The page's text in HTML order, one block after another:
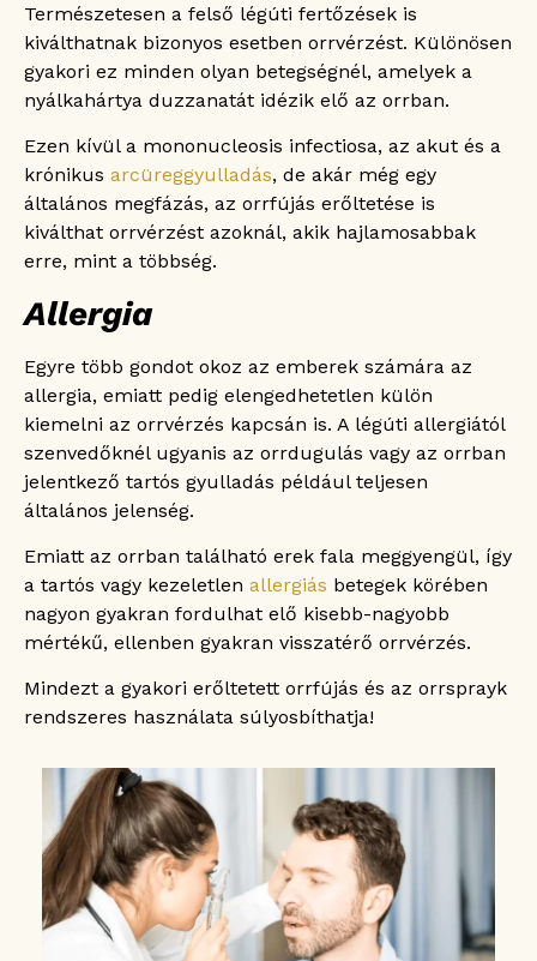
Természetesen a felső légúti fertőzések is
kiválthatnak bizonyos esetben orrvérzést. Különösen
gyakori ez minden olyan betegségnél, amelyek a
nyálkahártya duzzanatát idézik elő az orrban.
Ezen kívül a mononucleosis infectiosa, az akut és a
krónikus arcüreggyulladás, de akár még egy
általános megfázás, az orrfújás erőltetése is
kiválthat orrvérzést azoknál, akik hajlamosabbak
erre, mint a többség.
Allergia
Egyre több gondot okoz az emberek számára az
allergia, emiatt pedig elengedhetetlen külön
kiemelni az orrvérzés kapcsán is. A légúti allergiától
szenvedőknél ugyanis az orrdugulás vagy az orrban
jelentkező tartós gyulladás például teljesen
általános jelenség.
Emiatt az orrban található erek fala meggyengül, így
a tartós vagy kezeletlen allergiás betegek körében
nagyon gyakran fordulhat elő kisebb-nagyobb
mértékű, ellenben gyakran visszatérő orrvérzés.
Mindezt a gyakori erőltetett orrfújás és az orrsprayk
rendszeres használata súlyosbíthatja!